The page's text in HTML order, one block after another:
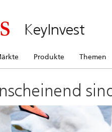
KeyInvest
Produkte Themen